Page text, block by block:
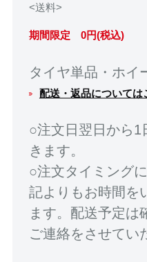
<送料>
期間限定 0円(税込)
タイヤ単品・ホイ
配送・返品については
○注文日翌日から1
きます。
○注文タイミング
記よりもお時間を
ます。配送予定は
ご連絡をさせてい